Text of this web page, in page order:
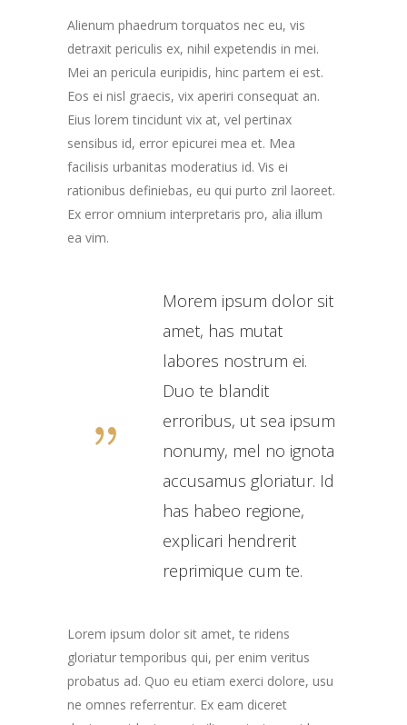
Alienum phaedrum torquatos nec eu, vis
detraxit periculis ex, nihil expetendis in mei.
Mei an pericula euripidis, hinc partem ei est.
Eos ei nisl graecis, vix aperiri consequat an.
Eius lorem tincidunt vix at, vel pertinax
sensibus id, error epicurei mea et. Mea
facilisis urbanitas moderatius id. Vis ei
rationibus definiebas, eu qui purto zril laoreet.
Ex error omnium interpretaris pro, alia illum
ea vim.
Morem ipsum dolor sit
amet, has mutat
labores nostrum ei.
Duo te blandit
erroribus, ut sea ipsum
nonumy, mel no ignota
accusamus gloriatur. Id
has habeo regione,
explicari hendrerit
reprimique cum te.
Lorem ipsum dolor sit amet, te ridens
gloriatur temporibus qui, per enim veritus
probatus ad. Quo eu etiam exerci dolore, usu
ne omnes referrentur. Ex eam diceret